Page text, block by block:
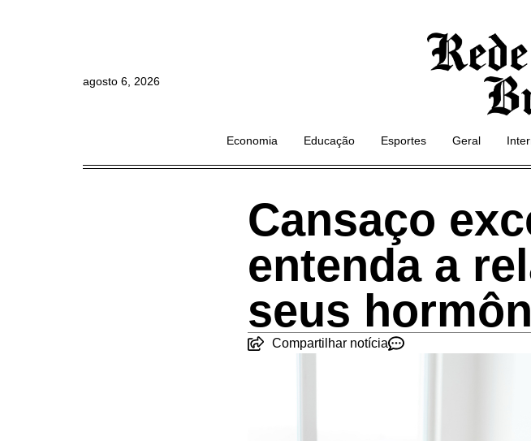
agosto 6, 2026
Economia Educação Esportes Geral
Cansaço
entenda a
seus
Compartilhar notícia